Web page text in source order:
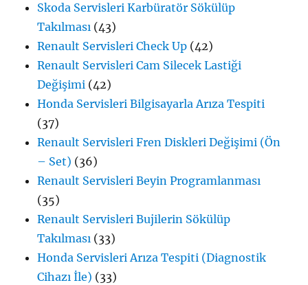
Skoda Servisleri Karbüratör Sökülüp
Takılması (43)
Renault Servisleri Check Up (42)
Renault Servisleri Cam Silecek Lastiği
Değişimi (42)
Honda Servisleri Bilgisayarla Arıza Tespiti
(37)
Renault Servisleri Fren Diskleri Değişimi (Ön
– Set) (36)
Renault Servisleri Beyin Programlanması
(35)
Renault Servisleri Bujilerin Sökülüp
Takılması (33)
Honda Servisleri Arıza Tespiti (Diagnostik
Cihazı İle) (33)